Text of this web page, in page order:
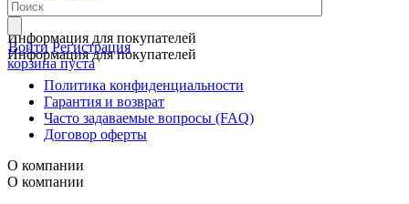
Войти Регистрация
корзина пуста
Информация для покупателей
Информация для покупателей
Политика конфиденциальности
Гарантия и возврат
Часто задаваемые вопросы (FAQ)
Договор оферты
О компании
О компании